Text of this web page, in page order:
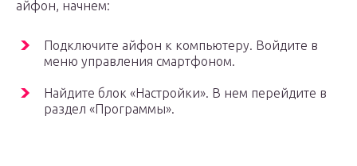
айфон, начнем:
Подключите айфон к компьютеру. Войдите в
меню управления смартфоном.
Найдите блок «Настройки». В нем перейдите в
раздел «Программы».